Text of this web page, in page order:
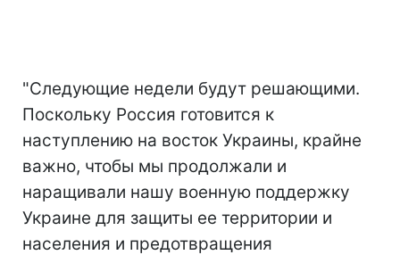
"Следующие недели будут решающими.
Поскольку Россия готовится к
наступлению на восток Украины, крайне
важно, чтобы мы продолжали и
наращивали нашу военную поддержку
Украине для защиты ее территории и
населения и предотвращения